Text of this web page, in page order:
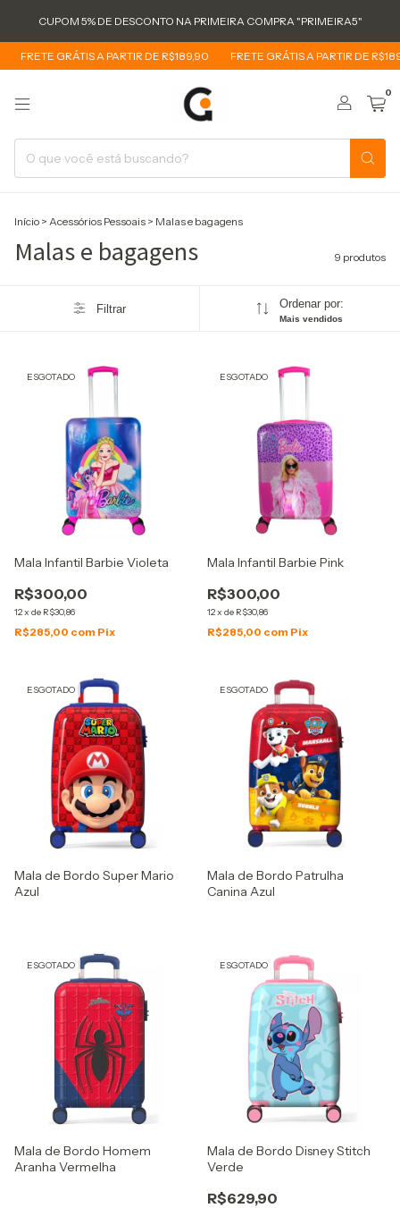
CUPOM 5% DE DESCONTO NA PRIMEIRA COMPRA "PRIMEIRA5"
FRETE GRÁTIS A PARTIR DE R$189,90 FRETE GRÁTIS A PARTIR DE
0
Início > Acessórios Pessoais > Malas e bagagens
Malas e bagagens 9 produtos
Filtrar Ordenar por:
Mais vendidos
ESGOTADO
Mala Infantil Barbie Violeta
R$300,00
12x de R$30,86
R$285,00 com Pix
ESGOTADO
Mala Infantil Barbie Pink
R$300,00
12x de R$30,86
R$285,00 com Pix
ESGOTADO
Mala de Bordo Super Mario
Azul
ESGOTADO
Mala de Bordo Patrulha
Canina Azul
ESGOTADO
Mala de Bordo Homem
Aranha Vermelha
ESGOTADO
Mala de Bordo Disney Stitch
Verde
R$629,90